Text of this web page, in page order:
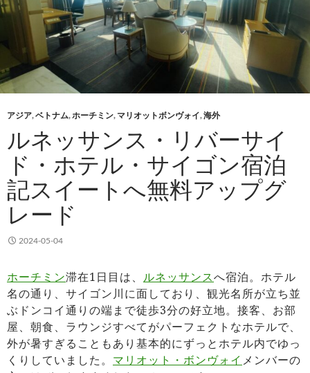
アジア,ベトナム,ホーチミン, マリオットボンヴォイ,海外
ルネッサンス・リバーサイ
ド・ホテル・サイゴン宿泊
記スイートへ無料アップグ
レード
2024-05-04
ホーチミン滞在1日目は、 ルネッサンスへ宿泊。ホテル
名の通り、サイゴン川に面しており、観光名所が立ち並
ぶドンコイ通りの端まで徒歩3分の好立地。接客、お部
屋、朝食、ラウンジすべてがパーフェクトなホテルで、
外が暑すぎることもあり基本的にずっとホテル内でゆっ
くりしていました。 マリオット・ボンヴォイ メンバーの